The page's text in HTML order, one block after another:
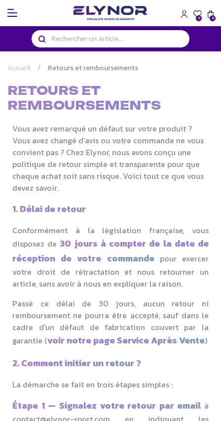
Panneau de gestion des cookies
0 0
Accueil Retours et remboursements
RETOURS ET
REMBOURSEMENTS
Vous avez remarqué un défaut sur votre produit ?
Vous avez changé d'avis ou votre commande ne vous
convient pas ? Chez Elynor, nous avons conçu une
politique de retour simple et transparente pour que
chaque achat soit sans risque. Voici tout ce que vous
devez savoir.
1. Délai de retour
Conformément à la législation française, vous
disposez de 30 jours à compter de la date de
réception de votre commandepour exercer
votre droit de rétractation et nous retourner un
article, sans avoir à nous en expliquer la raison.
Passé ce délai de 30 jours, aucun retour ni
remboursement ne pourra être accepté, sauf dans le
cadre d'un défaut de fabrication couvert par la
garantie (voir notre page Service Après Vente)
2. Comment initier un retour ?
La démarche se fait en trois étapes simples :
Étape 1 — Signalez votre retour par email à